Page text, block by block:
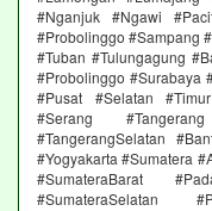
#Nganjuk #Ngawi
#Probolinggo #Sampang
#Tuban #Tulungagung
#Probolinggo #Surabaya
#Pusat #Selatan
#Serang
#TangerangSelatan
#Yogyakarta #Sumatera
#SumateraBarat
#SumateraSelatan